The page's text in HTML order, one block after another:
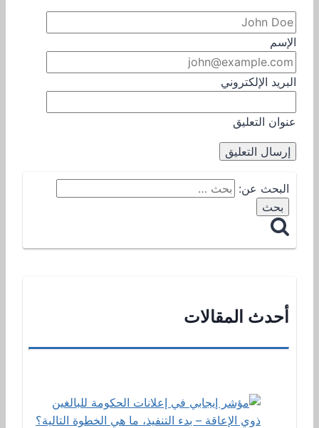
الإسم
البريد الإلكتروني
عنوان التعليق
البحث عن:
أحدث المقالات